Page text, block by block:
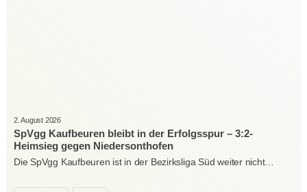
2. August 2026
SpVgg Kaufbeuren bleibt in der Erfolgsspur – 3:2-
Heimsieg gegen Niedersonthofen
Die SpVgg Kaufbeuren ist in der Bezirksliga Süd weiter nicht…